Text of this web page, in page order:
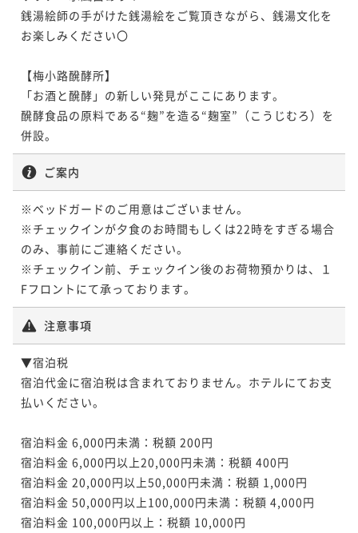
っと特別に･･･お祝いのフルボトル１本・花束・ケーキ
付
二食付き 現地決済可
2名 ¥ 42,780 ~
【WAGYU STEAK】＜夕朝食付＞黒毛和牛ステーキ食
べ放題の贅沢ディナーで和牛を心ゆくまで堪能！銭湯
やドリンクサービスで充実した滞在を
二食付き 現地決済可
IN 15:00 - 17:00 OUT11:00
ポイント即利用で最大4％OFF
2名 ¥ 44,822 ~
ポイントアップ
【3連泊割】朝食付◆３連泊以上でお得！ポテルを拠点
に京都観光もホテルステイも満喫
朝食付き 現地決済可 事前決済可
IN 15:00 - 24:00 OUT11:00
っと特別に･･･お祝いのフルボトル１本・花束・ケーキ
付
二食付き 現地決済可
2名 ¥ 45,988 ~
ポイントアップ
【WAGYU STEAK】＜夕朝食付＞黒毛和牛ステーキ食
べ放題の贅沢ディナーで和牛を心ゆくまで堪能！銭湯
やドリンクサービスで充実した滞在を
二食付き 現地決済可
IN 15:00 - 17:00 OUT11:00
2名 ¥ 48,134 ~
ポイントアップ
【3連泊割】＜食事なし＞3連泊以上でお得！ポテルを
拠点に京都観光もホテルステイも満喫
ポイントアップ
【3連泊割】朝食付◆３連泊以上でお得！ポテルを拠点
銭湯絵師の手がけた銭湯絵をご覧頂きながら、銭湯文化を
お楽しみください〇
【梅小路醗酵所】
「お酒と醗酵」の新しい発見がここにあります。
​​醗酵食品の原料である“麹”を造る“麹室”（こうじむろ）を
併設。
ご案内
※ベッドガードのご用意はございません。
※チェックインが夕食のお時間もしくは22時をすぎる場合
のみ、事前にご連絡ください。
※チェックイン前、チェックイン後のお荷物預かりは、１
Fフロントにて承っております。
注意事項
▼宿泊税
宿泊代金に宿泊税は含まれておりません。ホテルにてお支
払いください。
宿泊料金 6,000円未満：税額 200円
宿泊料金 6,000円以上20,000円未満：税額 400円
宿泊料金 20,000円以上50,000円未満：税額 1,000円
宿泊料金 50,000円以上100,000円未満：税額 4,000円
宿泊料金 100,000円以上：税額 10,000円